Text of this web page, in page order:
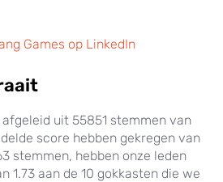
Games op LinkedIn
afgeleid uit 55851 stemmen van
score hebben gekregen van
stemmen, hebben onze leden
1.73 aan de 10 gokkasten die we